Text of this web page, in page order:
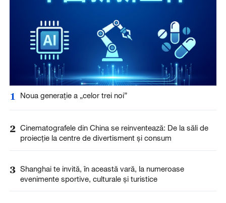
1 Noua generație a „celor trei noi”
2 Cinematografele din China se reinventează: De la săli de
proiecție la centre de divertisment și consum
3 Shanghai te invită, în această vară, la numeroase
evenimente sportive, culturale și turistice